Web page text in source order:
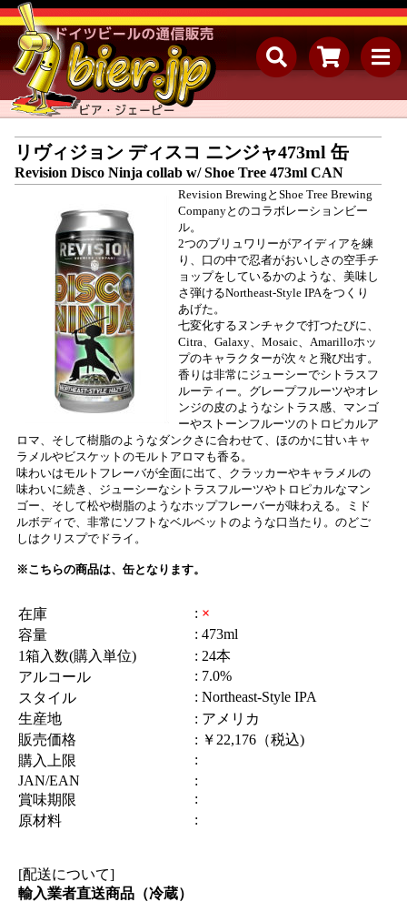
リヴィジョン ディスコ ニンジャ473ml 缶
Revision Disco Ninja collab w/ Shoe Tree 473ml CAN
Revision BrewingとShoe Tree Brewing
Companyとのコラボレーションビー
ル。
2つのブリュワリーがアイディアを練
り、口の中で忍者がおいしさの空手チ
ョップをしているかのような、美味し
さ弾けるNortheast-Style IPAをつくり
あげた。
七変化するヌンチャクで打つたびに、
Citra、Galaxy、Mosaic、Amarilloホッ
プのキャラクターが次々と飛び出す。
香りは非常にジューシーでシトラスフ
ルーティー。グレープフルーツやオレ
ンジの皮のようなシトラス感、マンゴ
ーやストーンフルーツのトロピカルア
ロマ、そして樹脂のようなダンクさに合わせて、ほのかに甘いキャ
ラメルやビスケットのモルトアロマも香る。
味わいはモルトフレーバが全面に出て、クラッカーやキャラメルの
味わいに続き、ジューシーなシトラスフルーツやトロピカルなマン
ゴー、そして松や樹脂のようなホップフレーバーが味わえる。ミド
ルボディで、非常にソフトなベルベットのような口当たり。のどご
しはクリスプでドライ。
※こちらの商品は、缶となります。
在庫 : ×
容量
: 473ml
1箱入数(購入単位)
: 24本
アルコール
: 7.0%
スタイル
: Northeast-Style IPA
生産地
: アメリカ
販売価格
: ￥22,176（税込)
購入上限
:
JAN/EAN
:
賞味期限
:
原材料
:
[配送について]
輸入業者直送商品（冷蔵）